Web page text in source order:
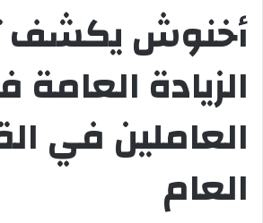
أخنوش يكشف
الزيادة
العاملين في
العام